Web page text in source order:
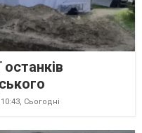
10:43, Сьогодні